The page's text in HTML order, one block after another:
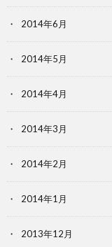
2014年6月
2014年5月
2014年4月
2014年3月
2014年2月
2014年1月
2013年12月